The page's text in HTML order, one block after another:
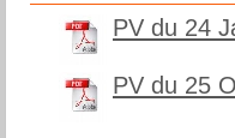
PV du 24
PV du 25